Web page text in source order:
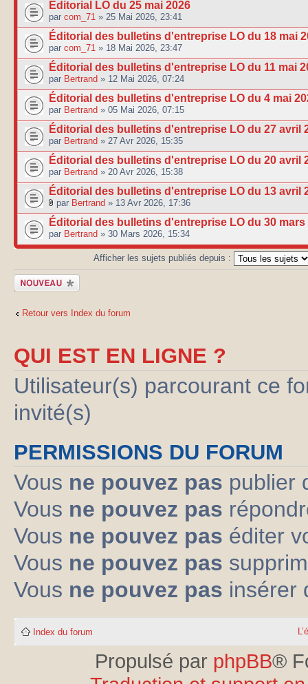
Éditorial LO du 25 mai 2026
par com_71 » 25 Mai 2026, 23:41
Éditorial des bulletins d'entreprise LO du 18 mai
par com_71 » 18 Mai 2026, 23:47
Éditorial des bulletins d'entreprise LO du 11 mai
par Bertrand » 12 Mai 2026, 07:24
Éditorial des bulletins d'entreprise LO du 4 mai
par Bertrand » 05 Mai 2026, 07:15
Éditorial des bulletins d'entreprise LO du 27 avril
par Bertrand » 27 Avr 2026, 15:35
Éditorial des bulletins d'entreprise LO du 20 avril
par Bertrand » 20 Avr 2026, 15:38
Éditorial des bulletins d'entreprise LO du 13 avril
par Bertrand » 13 Avr 2026, 17:36
Éditorial des bulletins d'entreprise LO du 30 mars
par Bertrand » 30 Mars 2026, 15:34
Afficher les sujets publiés depuis :
Publier un
nouveau sujet
Retour vers Index du forum
QUI EST EN LIGNE ?
Utilisateur(s) parcourant ce
invité(s)
PERMISSIONS DU FORUM
Vous ne pouvez pas publier
Vous ne pouvez pas
Vous ne pouvez pas éditer
Vous ne pouvez pas
Vous ne pouvez pas insérer
Index du forum
Propulsé par phpBB®